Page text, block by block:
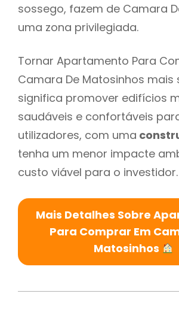
sossego, fazem de Camara
uma zona privilegiada.
Tornar Apartamento Para
Camara De Matosinhos mais
significa promover edifícios
saudáveis e confortáveis
utilizadores, com uma
tenha um menor impacte
custo viável para o investidor.
Mais Detalhes Sobre
Para Comprar Em
Matosinhos